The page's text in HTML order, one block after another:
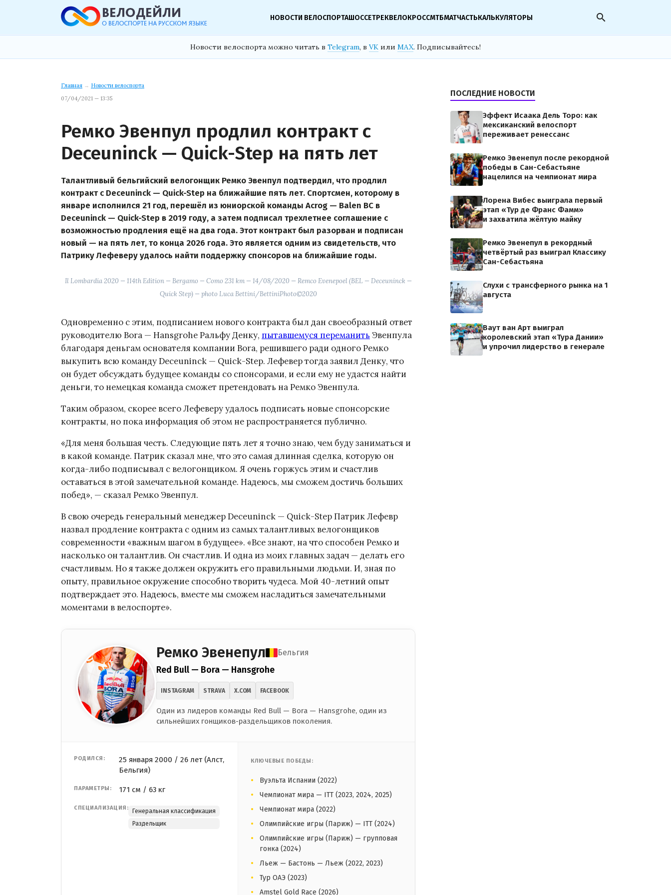
НОВОСТИ ВЕЛОСПОРТАШОССЕТРЕКВЕЛОКРОССМТБМАТЧАСТЬКАЛЬКУЛЯТОРЫ search
Новости велоспорта можно читать в Telegram, в VK или MAX. Подписывайтесь!
Главная → Новости велоспорта
07/04/2021 — 13:35
Ремко Эвенпул продлил контракт с
Deceuninck — Quick-Step на пять лет
Талантливый бельгийский велогонщик Ремко Эвенпул подтвердил, что продлил
контракт с Deceuninck — Quick-Step на ближайшие пять лет. Спортсмен, которому в
январе исполнился 21 год, перешёл из юниорской команды Acrog — Balen BC в
Deceuninck — Quick-Step в 2019 году, а затем подписал трехлетнее соглашение с
возможностью продления ещё на два года. Этот контракт был разорван и подписан
новый — на пять лет, то конца 2026 года. Это является одним из свидетельств, что
Патрику Лефеверу удалось найти поддержку спонсоров на ближайшие годы.
Il Lombardia 2020 — 114th Edition — Bergamo — Como 231 km — 14/08/2020 — Remco Evenepoel (BEL — Deceuninck —
Quick Step) — photo Luca Bettini/BettiniPhoto©2020
Одновременно с этим, подписанием нового контракта был дан своеобразный ответ
руководителю Bora — Hansgrohe Ральфу Денку, пытавшемуся переманить Эвенпула
благодаря деньгам основателя компании Bora, решившего ради одного Ремко
выкупить всю команду Deceuninck — Quick-Step. Лефевер тогда заявил Денку, что
он будет обсуждать будущее команды со спонсорами, и если ему не удастся найти
деньги, то немецкая команда сможет претендовать на Ремко Эвенпула.
Таким образом, скорее всего Лефеверу удалось подписать новые спонсорские
контракты, но пока информация об этом не распространяется публично.
«Для меня большая честь. Следующие пять лет я точно знаю, чем буду заниматься и
в какой команде. Патрик сказал мне, что это самая длинная сделка, которую он
когда-либо подписывал с велогонщиком. Я очень горжусь этим и счастлив
оставаться в этой замечательной команде. Надеюсь, мы сможем достичь больших
побед», — сказал Ремко Эвенпул.
В свою очередь генеральный менеджер Deceuninck — Quick-Step Патрик Лефевр
назвал продление контракта с одним из самых талантливых велогонщиков
современности «важным шагом в будущее». «Все знают, на что способен Ремко и
насколько он талантлив. Он счастлив. И одна из моих главных задач — делать его
счастливым. Но я также должен окружить его правильными людьми. И, зная по
опыту, правильное окружение способно творить чудеса. Мой 40-летний опыт
подтверждает это. Надеюсь, вместе мы сможем насладиться замечательными
моментами в велоспорте».
Ремко Эвенепул Бельгия
Red Bull — Bora — Hansgrohe
INSTAGRAM STRAVA X.COM FACEBOOK
Один из лидеров команды Red Bull — Bora — Hansgrohe, один из
сильнейших гонщиков-раздельщиков поколения.
РОДИЛСЯ:
25 января 2000 / 26 лет (Алст,
Бельгия)
ПАРАМЕТРЫ: 171 см / 63 кг
СПЕЦИАЛИЗАЦИЯ:
Генеральная классификация
Раздельщик
КЛЮЧЕВЫЕ ПОБЕДЫ:
Вуэльта Испании (2022)
Чемпионат мира — ITT (2023, 2024, 2025)
Чемпионат мира (2022)
Олимпийские игры (Париж) — ITT (2024)
Олимпийские игры (Париж) — групповая
гонка (2024)
Льеж — Бастонь — Льеж (2022, 2023)
Тур ОАЭ (2023)
Amstel Gold Race (2026)
ПОСЛЕДНИЕ НОВОСТИ
Эффект Исаака Дель Торо: как
мексиканский велоспорт
переживает ренессанс
Ремко Эвенепул после рекордной
победы в Сан-Себастьяне
нацелился на чемпионат мира
Лорена Вибес выиграла первый
этап «Тур де Франс Фамм»
и захватила жёлтую майку
Ремко Эвенепул в рекордный
четвёртый раз выиграл Классику
Сан-Себастьяна
Слухи с трансферного рынка на 1
августа
Ваут ван Арт выиграл
королевский этап «Тура Дании»
и упрочил лидерство в генерале